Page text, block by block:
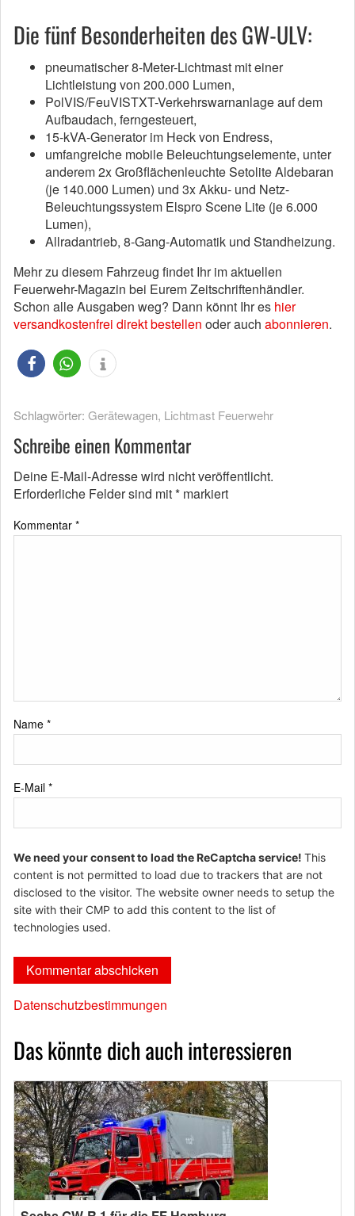
Die fünf Besonderheiten des GW-ULV:
pneumatischer 8-Meter-Lichtmast mit einer
Lichtleistung von 200.000 Lumen,
PolVIS/FeuVISTXT-Verkehrswarnanlage auf dem
Aufbaudach, ferngesteuert,
15-kVA-Generator im Heck von Endress,
umfangreiche mobile Beleuchtungselemente, unter
anderem 2x Großflächenleuchte Setolite Aldebaran
(je 140.000 Lumen) und 3x Akku- und Netz-
Beleuchtungssystem Elspro Scene Lite (je 6.000
Lumen),
Allradantrieb, 8-Gang-Automatik und Standheizung.
Mehr zu diesem Fahrzeug findet Ihr im aktuellen
Feuerwehr-Magazin bei Eurem Zeitschriftenhändler.
Schon alle Ausgaben weg? Dann könnt Ihr es hier
versandkostenfrei direkt bestellen oder auch abonnieren.
Schlagwörter: Gerätewagen, Lichtmast Feuerwehr
Schreibe einen Kommentar
Deine E-Mail-Adresse wird nicht veröffentlicht.
Erforderliche Felder sind mit* markiert
Kommentar *
Name *
E-Mail *
We need your consent to load the ReCaptcha service! This
content is not permitted to load due to trackers that are not
disclosed to the visitor. The website owner needs to setup the
site with their CMP to add this content to the list of
technologies used.
Datenschutzbestimmungen
Das könnte dich auch interessieren